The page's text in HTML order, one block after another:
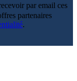
par email ces
partenaires
.